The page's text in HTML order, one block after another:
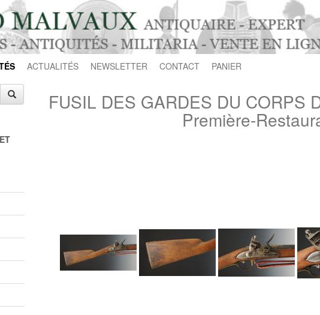
ACTUALITÉS NEWSLETTER CONTACT PANIER
FUSIL DES GARDES DU CORPS
Première-